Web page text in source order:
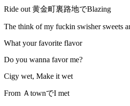
Ride out 黄金町裏路地でBlazing
The think of my fuckin swisher sweets
What your favorite flavor
Do you wanna favor me?
Cigy wet, Make it wet
From ＡtownでI met